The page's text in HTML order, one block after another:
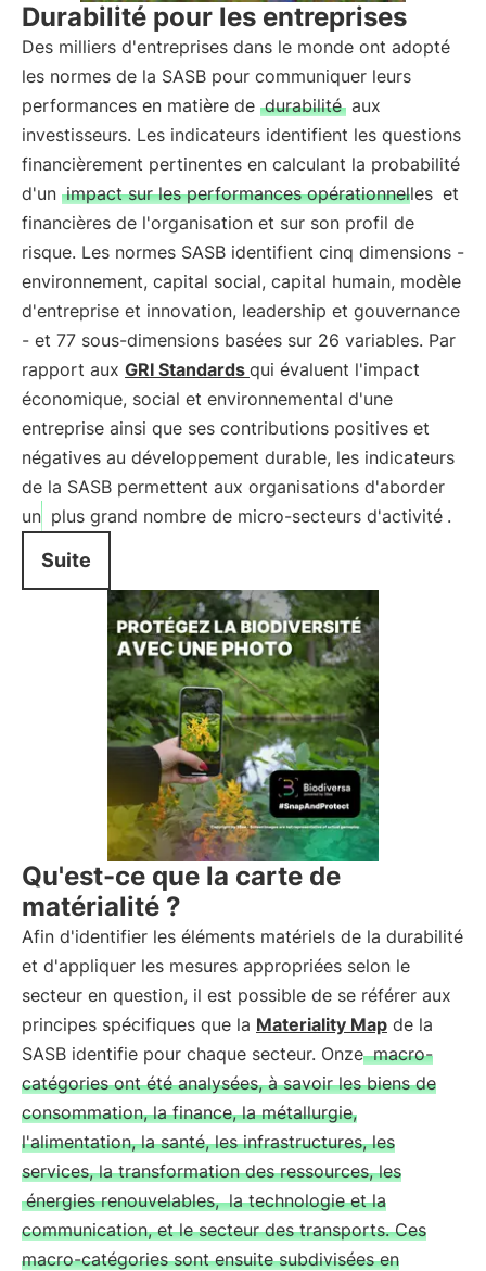
Durabilité pour les entreprises
Des milliers d'entreprises dans le monde ont adopté
les normes de la SASB pour communiquer leurs
performances en matière de durabilité aux
investisseurs. Les indicateurs identifient les questions
financièrement pertinentes en calculant la probabilité
d'un impact sur les performances opérationnelles et
financières de l'organisation et sur son profil de
risque. Les normes SASB identifient cinq dimensions -
environnement, capital social, capital humain, modèle
d'entreprise et innovation, leadership et gouvernance
- et 77 sous-dimensions basées sur 26 variables. Par
rapport aux GRI Standards qui évaluent l'impact
économique, social et environnemental d'une
entreprise ainsi que ses contributions positives et
négatives au développement durable, les indicateurs
de la SASB permettent aux organisations d'aborder
un plus grand nombre de micro-secteurs d'activité .
Suite
Qu'est-ce que la carte de
matérialité ?
Afin d'identifier les éléments matériels de la durabilité
et d'appliquer les mesures appropriées selon le
secteur en question, il est possible de se référer aux
principes spécifiques que la Materiality Map de la
SASB identifie pour chaque secteur. Onze macro-
catégories ont été analysées, à savoir les biens de
consommation, la finance, la métallurgie,
l'alimentation, la santé, les infrastructures, les
services, la transformation des ressources, les
énergies renouvelables, la technologie et la
communication, et le secteur des transports. Ces
macro-catégories sont ensuite subdivisées en